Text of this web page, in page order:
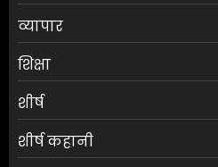
व्यापार
शिक्षा
शीर्ष
शीर्ष कहानी
4
करते थे
AUGUST